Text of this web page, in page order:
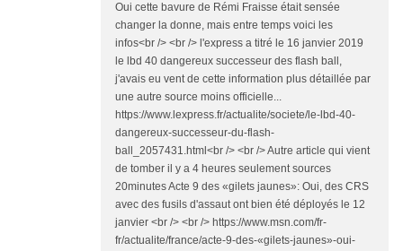
Oui cette bavure de Rémi Fraisse était sensée
changer la donne, mais entre temps voici les
infos<br /> <br /> l'express a titré le 16 janvier 2019
le lbd 40 dangereux successeur des flash ball,
j'avais eu vent de cette information plus détaillée par
une autre source moins officielle...
https://www.lexpress.fr/actualite/societe/le-lbd-40-
dangereux-successeur-du-flash-
ball_2057431.html<br /> <br /> Autre article qui vient
de tomber il y a 4 heures seulement sources
20minutes Acte 9 des «gilets jaunes»: Oui, des CRS
avec des fusils d'assaut ont bien été déployés le 12
janvier <br /> <br /> https://www.msn.com/fr-
fr/actualite/france/acte-9-des-«gilets-jaunes»-oui-